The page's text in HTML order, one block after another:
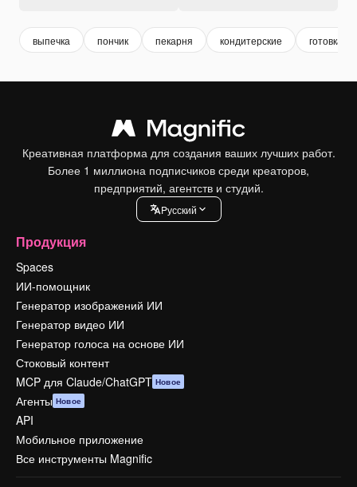
выпечка пончик пекарня кондитерские готовка
Креативная платформа для создания ваших лучших работ.
Более 1 миллиона подписчиков среди креаторов,
предприятий, агентств и студий.
Pусский
Продукция
Spaces
ИИ-помощник
Генератор изображений ИИ
Генератор видео ИИ
Генератор голоса на основе ИИ
Стоковый контент
MCP для Claude/ChatGPT Новое
Агенты Новое
API
Мобильное приложение
Все инструменты Magnific